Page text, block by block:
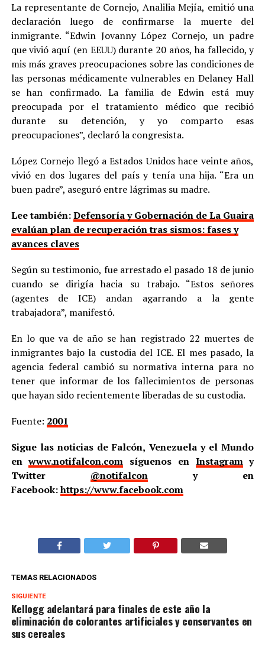
La representante de Cornejo, Analilia Mejía, emitió una
declaración luego de confirmarse la muerte del
inmigrante. “Edwin Jovanny López Cornejo, un padre
que vivió aquí (en EEUU) durante 20 años, ha fallecido, y
mis más graves preocupaciones sobre las condiciones de
las personas médicamente vulnerables en Delaney Hall
se han confirmado. La familia de Edwin está muy
preocupada por el tratamiento médico que recibió
durante su detención, y yo comparto esas
preocupaciones”, declaró la congresista.
López Cornejo llegó a Estados Unidos hace veinte años,
vivió en dos lugares del país y tenía una hija. “Era un
buen padre”, aseguró entre lágrimas su madre.
Lee también:Defensoría y Gobernación de La Guaira
evalúan plan de recuperación tras sismos: fases y
avances claves
Según su testimonio, fue arrestado el pasado 18 de junio
cuando se dirigía hacia su trabajo. “Estos señores
(agentes de ICE) andan agarrando a la gente
trabajadora”, manifestó.
En lo que va de año se han registrado 22 muertes de
inmigrantes bajo la custodia del ICE. El mes pasado, la
agencia federal cambió su normativa interna para no
tener que informar de los fallecimientos de personas
que hayan sido recientemente liberadas de su custodia.
Fuente: 2001
Sigue las noticias de Falcón, Venezuela y el Mundo
enwww.notifalcon.com síguenos en Instagramy
Twitter @notifalcony en
Facebook:https://www.facebook.com
TEMAS RELACIONADOS
SIGUIENTE
Kellogg adelantará para finales de este año la
eliminación de colorantes artificiales y conservantes en
sus cereales